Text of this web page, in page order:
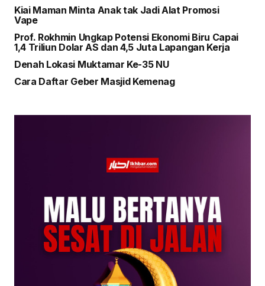
Kiai Maman Minta Anak tak Jadi Alat Promosi
Vape
Prof. Rokhmin Ungkap Potensi Ekonomi Biru Capai
1,4 Triliun Dolar AS dan 4,5 Juta Lapangan Kerja
Denah Lokasi Muktamar Ke-35 NU
Cara Daftar Geber Masjid Kemenag